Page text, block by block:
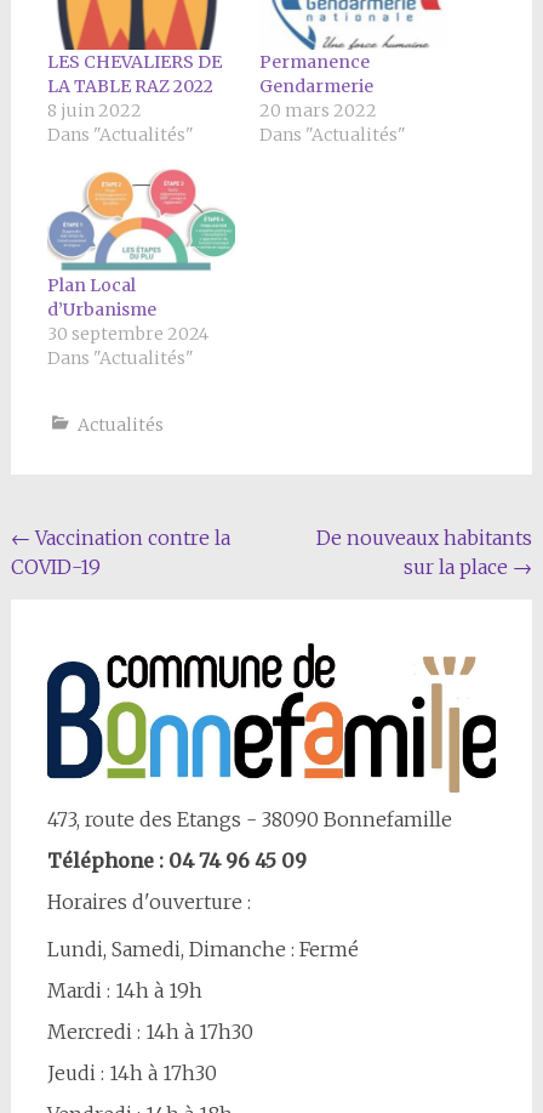
LES CHEVALIERS DE
LA TABLE RAZ 2022
8 juin 2022
Dans "Actualités"
Permanence
Gendarmerie
20 mars 2022
Dans "Actualités"
Plan Local
d’Urbanisme
30 septembre 2024
Dans "Actualités"
Actualités
Navigation
Article
← Vaccination contre la
COVID-19
De nouveaux habitants
sur la place →
473, route des Etangs - 38090 Bonnefamille
Téléphone : 04 74 96 45 09
Horaires d'ouverture :
Lundi, Samedi, Dimanche : Fermé
Mardi : 14h à 19h
Mercredi : 14h à 17h30
Jeudi : 14h à 17h30